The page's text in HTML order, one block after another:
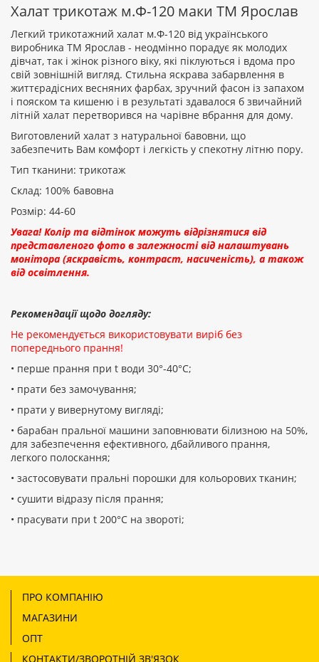
Халат трикотаж м.Ф-120 маки ТМ Ярослав
Легкий трикотажний халат м.Ф-120 від українського
виробника ТМ Ярослав - неодмінно порадує як молодих
дівчат, так і жінок різного віку, які піклуються і вдома про
свій зовнішній вигляд. Стильна яскрава забарвлення в
життєрадісних весняних фарбах, зручний фасон із запахом
і пояском та кишеню і в результаті здавалося б звичайний
літній халат перетворився на чарівне вбрання для дому.
Виготовлений халат з натуральної бавовни, що
забезпечить Вам комфорт і легкість у спекотну літню пору.
Тип тканини: трикотаж
Склад: 100% бавовна
Розмір: 44-60
Увага! Колір та відтінок можуть відрізнятися від
представленого фото в залежності від налаштувань
монітора (яскравість, контраст, насиченість), а також
від освітлення.
Рекомендації щодо догляду:
Не рекомендується використовувати виріб без
попереднього прання!
• перше прання при t води 30°-40°C;
• прати без замочування;
• прати у вивернутому вигляді;
• барабан пральної машини заповнювати білизною на 50%,
для забезпечення ефективного, дбайливого прання,
легкого полоскання;
• застосовувати пральні порошки для кольорових тканин;
• сушити відразу після прання;
• прасувати при t 200°С на звороті;
Рейтинг:
ПРОДОВЖИТИ
ПРО КОМПАНІЮ
МАГАЗИНИ
ОПТ
КОНТАКТИ/ЗВОРОТНІЙ ЗВ'ЯЗОК